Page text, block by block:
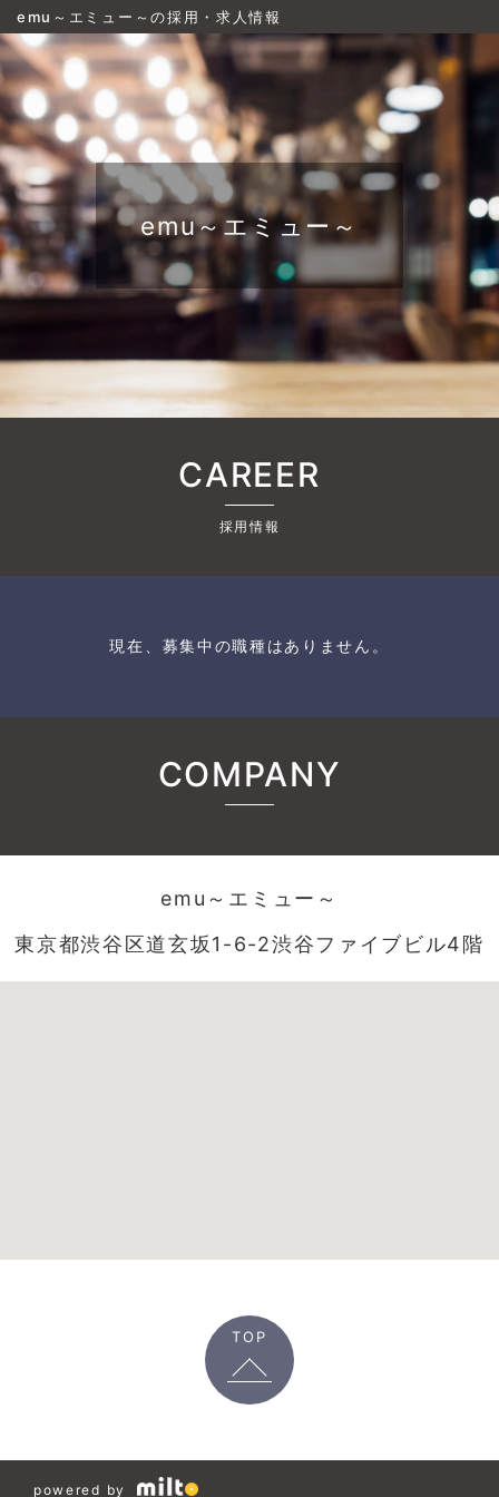
emu～エミュー～の採用・求人情報
emu～エミュー～
CAREER
採用情報
現在、募集中の職種はありません。
COMPANY
emu～エミュー～
東京都渋谷区道玄坂1-6-2渋谷ファイブビル4階
TOP
powered by